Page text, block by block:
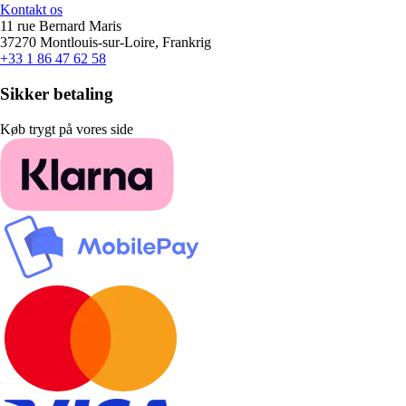
Kontakt os
11 rue Bernard Maris
37270 Montlouis-sur-Loire, Frankrig
+33 1 86 47 62 58
Sikker betaling
Køb trygt på vores side